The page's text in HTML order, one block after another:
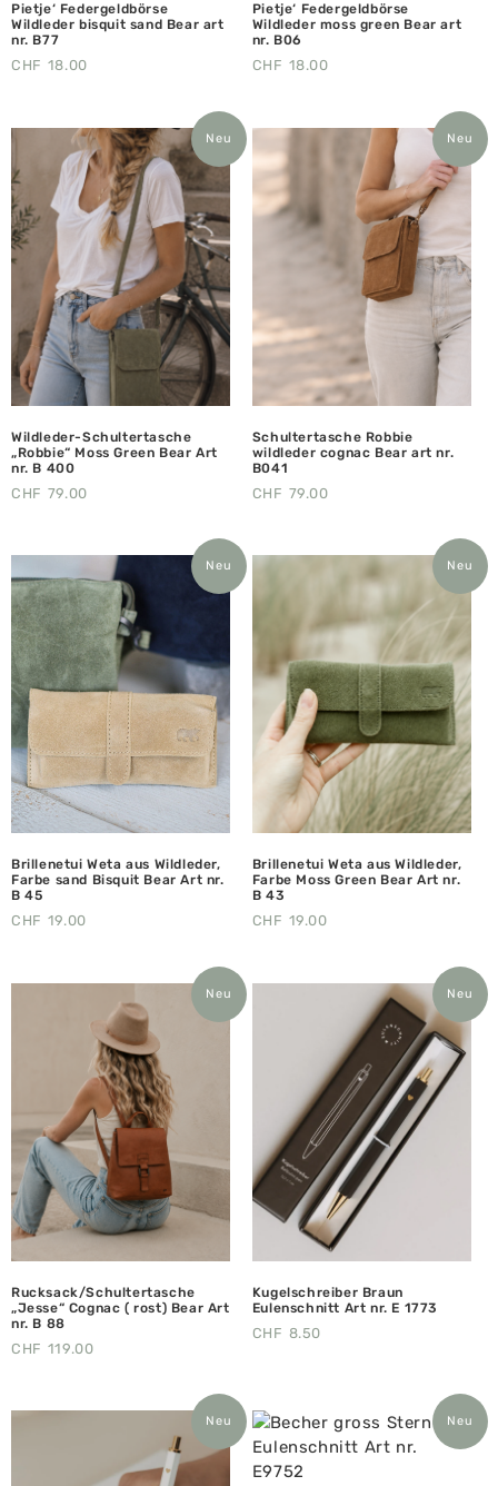
Pietje‘ Federgeldbörse
Wildleder bisquit sand Bear art
nr. B77
CHF 18.00
Pietje‘ Federgeldbörse
Wildleder moss green Bear art
nr. B06
CHF 18.00
Neu
Wildleder-Schultertasche
„Robbie“ Moss Green Bear Art
nr. B 400
CHF 79.00
Neu
Schultertasche Robbie
wildleder cognac Bear art nr.
B041
CHF 79.00
Neu
Brillenetui Weta aus Wildleder,
Farbe sand Bisquit Bear Art nr.
B 45
CHF 19.00
Neu
Brillenetui Weta aus Wildleder,
Farbe Moss Green Bear Art nr.
B 43
CHF 19.00
Neu
Rucksack/Schultertasche
„Jesse“ Cognac ( rost) Bear Art
nr. B 88
CHF 119.00
Neu
Kugelschreiber Braun
Eulenschnitt Art nr. E 1773
CHF 8.50
Neu Neu